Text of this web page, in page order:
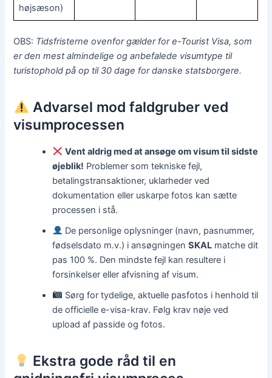
højsæson)
OBS: Tidsfristerne ovenfor gælder for e-Tourist Visa, som
er den mest almindelige og anbefalede visumtype til
turistophold på op til 30 dage for danske statsborgere.
Advarsel mod faldgruber ved
visumprocessen
Vent aldrig med at ansøge om visum til sidste
øjeblik! Problemer som tekniske fejl,
betalingstransaktioner, uklarheder ved
dokumentation eller uskarpe fotos kan sætte
processen i stå.
De personlige oplysninger (navn, pasnummer,
fødselsdato m.v.) i ansøgningenSKAL matche dit
pas 100 %. Den mindste fejl kan resultere i
forsinkelser eller afvisning af visum.
Sørg for tydelige, aktuelle pasfotos i henhold til
de officielle e-visa-krav. Følg krav nøje ved
upload af passide og fotos.
Ekstra gode råd til en